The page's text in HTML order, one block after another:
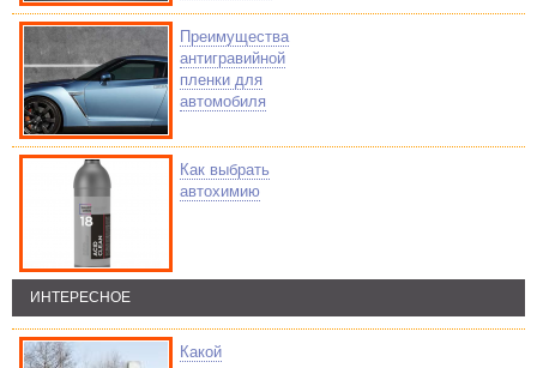
Преимущества
антигравийной
пленки для
автомобиля
Как выбрать
автохимию
ИНТЕРЕСНОЕ
Какой